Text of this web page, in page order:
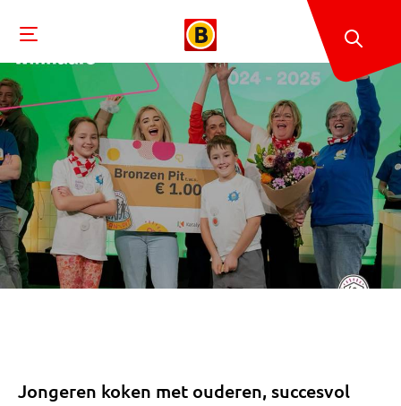
Jongeren koken met ouderen, succesvol